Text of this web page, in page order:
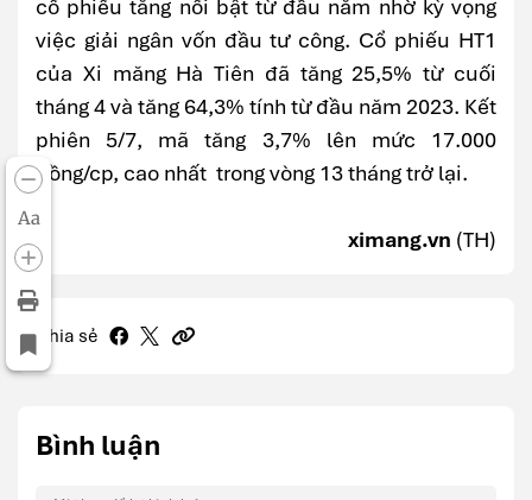
Aa
cổ phiếu tăng nổi bật từ đầu năm nhờ kỳ vọng
việc giải ngân vốn đầu tư công. Cổ phiếu HT1
của Xi măng Hà Tiên đã tăng 25,5% từ cuối
tháng 4 và tăng 64,3% tính từ đầu năm 2023. Kết
phiên 5/7, mã tăng 3,7% lên mức 17.000
đồng/cp, cao nhất trong vòng 13 tháng trở lại.
ximang.vn (TH)
Chia sẻ
Bình luận